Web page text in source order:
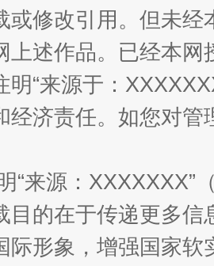
好声名
、麦地、白藏房 除
或修改引用。但未
上述作品。已经本
明“来源于：
经济责任。如您对
“来源：
目的在于传递更多
际形象，增强国家